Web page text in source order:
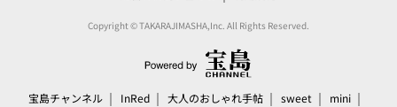
Copyright © TAKARAJIMASHA,Inc. All Rights Reserved.
宝島チャンネル InRed 大人のおしゃれ手帖 sweet
mini